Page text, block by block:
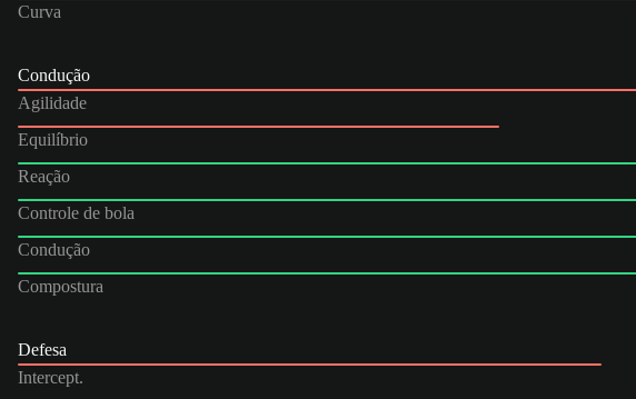
Curva
Condução
Agilidade
Equilíbrio
Reação
Controle de bola
Condução
Compostura
Defesa
Intercept.